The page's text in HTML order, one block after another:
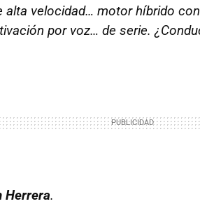
alta velocidad… motor híbrido
por voz… de serie.
Herrera.